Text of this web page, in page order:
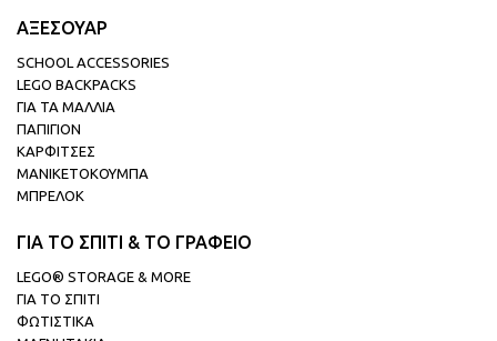
ΑΞΕΣΟΥΑΡ
SCHOOL ACCESSORIES
LEGO BACKPACKS
ΓΙΑ ΤΑ ΜΑΛΛΙΑ
ΠΑΠΙΓΙΟΝ
ΚΑΡΦΙΤΣΕΣ
ΜΑΝΙΚΕΤΟΚΟΥΜΠΑ
ΜΠΡΕΛΟΚ
ΓΙΑ ΤΟ ΣΠΙΤΙ & ΤΟ ΓΡΑΦΕΙΟ
LEGO® STORAGE & MORE
ΓΙΑ ΤΟ ΣΠΙΤΙ
ΦΩΤΙΣΤΙΚΑ